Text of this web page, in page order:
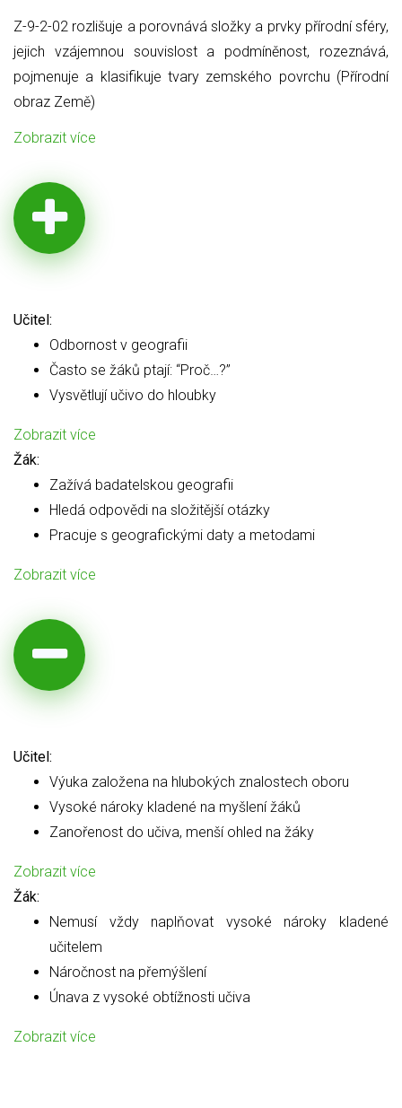
Z-9-2-02 rozlišuje a porovnává složky a prvky přírodní sféry,
jejich vzájemnou souvislost a podmíněnost, rozeznává,
pojmenuje a klasifikuje tvary zemského povrchu (Přírodní
obraz Země)
Zobrazit více
Učitel:
Odbornost v geografii
Často se žáků ptají: “Proč…?”
Vysvětlují učivo do hloubky
Zobrazit více
Žák:
Zažívá badatelskou geografii
Hledá odpovědi na složitější otázky
Pracuje s geografickými daty a metodami
Zobrazit více
Učitel:
Výuka založena na hlubokých znalostech oboru
Vysoké nároky kladené na myšlení žáků
Zanořenost do učiva, menší ohled na žáky
Zobrazit více
Žák:
Nemusí vždy naplňovat vysoké nároky kladené
učitelem
Náročnost na přemýšlení
Únava z vysoké obtížnosti učiva
Zobrazit více